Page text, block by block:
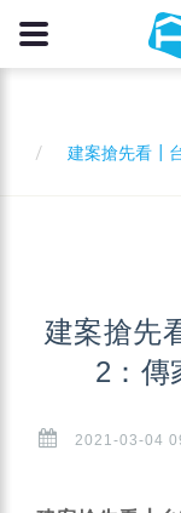
建案搶先看┃
建案搶先
2：傳
2021-03-04